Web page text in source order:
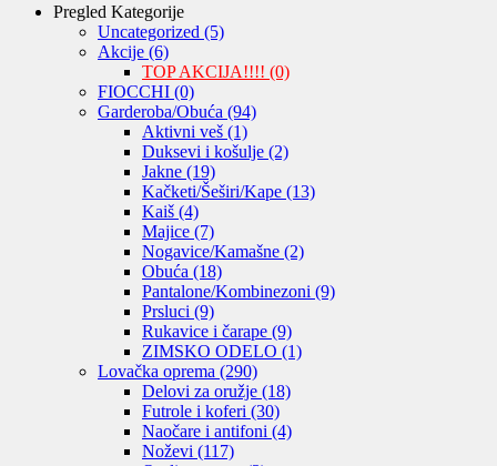
Pregled Kategorije
Uncategorized (5)
Akcije (6)
TOP AKCIJA!!!! (0)
FIOCCHI (0)
Garderoba/Obuća (94)
Aktivni veš (1)
Duksevi i košulje (2)
Jakne (19)
Kačketi/Šeširi/Kape (13)
Kaiš (4)
Majice (7)
Nogavice/Kamašne (2)
Obuća (18)
Pantalone/Kombinezoni (9)
Prsluci (9)
Rukavice i čarape (9)
ZIMSKO ODELO (1)
Lovačka oprema (290)
Delovi za oružje (18)
Futrole i koferi (30)
Naočare i antifoni (4)
Noževi (117)